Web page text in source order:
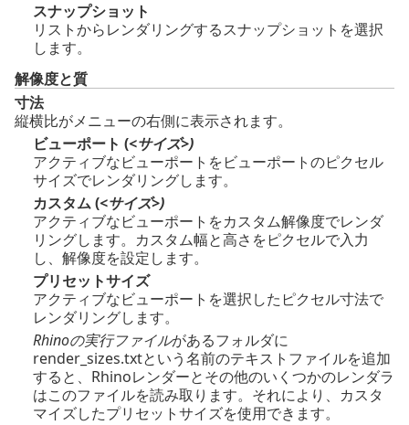
スナップショット
リストからレンダリングするスナップショットを選択
します。
解像度と質
寸法
縦横比がメニューの右側に表示されます。
ビューポート (<サイズ>)
アクティブなビューポートをビューポートのピクセル
サイズでレンダリングします。
カスタム (<サイズ>)
アクティブなビューポートをカスタム解像度でレンダ
リングします。カスタム幅と高さをピクセルで入力
し、解像度を設定します。
プリセットサイズ
アクティブなビューポートを選択したピクセル寸法で
レンダリングします。
Rhinoの実行ファイルがあるフォルダに
render_sizes.txtという名前のテキストファイルを追加
すると、Rhinoレンダーとその他のいくつかのレンダラ
はこのファイルを読み取ります。それにより、カスタ
マイズしたプリセットサイズを使用できます。